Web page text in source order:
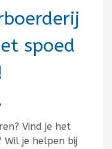
spoed
Vind je het
Wil je helpen bij